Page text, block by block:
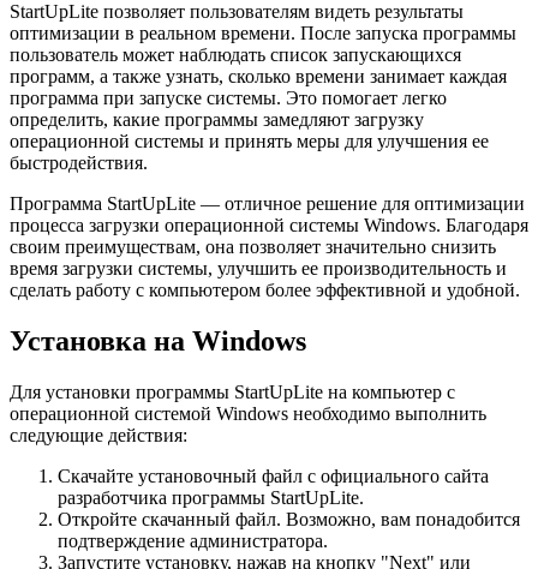
StartUpLite позволяет пользователям видеть результаты
оптимизации в реальном времени. После запуска программы
пользователь может наблюдать список запускающихся
программ, а также узнать, сколько времени занимает каждая
программа при запуске системы. Это помогает легко
определить, какие программы замедляют загрузку
операционной системы и принять меры для улучшения ее
быстродействия.
Программа StartUpLite — отличное решение для оптимизации
процесса загрузки операционной системы Windows. Благодаря
своим преимуществам, она позволяет значительно снизить
время загрузки системы, улучшить ее производительность и
сделать работу с компьютером более эффективной и удобной.
Установка на Windows
Для установки программы StartUpLite на компьютер с
операционной системой Windows необходимо выполнить
следующие действия:
Скачайте установочный файл с официального сайта
разработчика программы StartUpLite.
Откройте скачанный файл. Возможно, вам понадобится
подтверждение администратора.
Запустите установку, нажав на кнопку "Next" или